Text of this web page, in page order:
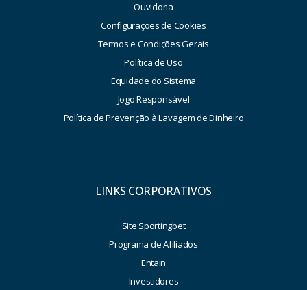
Ouvidoria
Configurações de Cookies
Termos e Condições Gerais
Política de Uso
Equidade do Sistema
Jogo Responsável
Política de Prevenção à Lavagem de Dinheiro
LINKS CORPORATIVOS
Site Sportingbet
Programa de Afiliados
Entain
Investidores